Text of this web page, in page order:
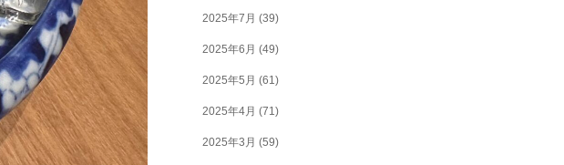
2025年7月 (39)
2025年6月 (49)
2025年5月 (61)
2025年4月 (71)
2025年3月 (59)